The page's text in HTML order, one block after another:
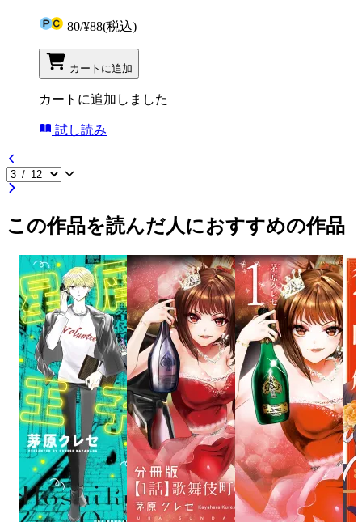
80/¥88(税込)
カートに追加
カートに追加しました
試し読み
この作品を読んだ人におすすめの作品